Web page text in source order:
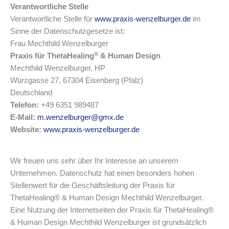
Verantwortliche Stelle
Verantwortliche Stelle für www.praxis-wenzelburger.de im
Sinne der Datenschutzgesetze ist:
Frau Mechthild Wenzelburger
Praxis für ThetaHealing® & Human Design
Mechthild Wenzelburger, HP
Würzgasse 27, 67304 Eisenberg (Pfalz)
Deutschland
Telefon: +49 6351 989487
E-Mail: m.wenzelburger@gmx.de
Website: www.praxis-wenzelburger.de
Wir freuen uns sehr über Ihr Interesse an unserem
Unternehmen. Datenschutz hat einen besonders hohen
Stellenwert für die Geschäftsleitung der Praxis für
ThetaHealing® & Human Design Mechthild Wenzelburger.
Eine Nutzung der Internetseiten der Praxis für ThetaHealing®
& Human Design Mechthild Wenzelburger ist grundsätzlich